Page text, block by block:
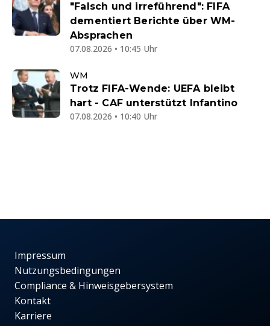
"Falsch und irreführend": FIFA
dementiert Berichte über WM-
Absprachen
07.08.2026 • 10:45 Uhr
WM
Trotz FIFA-Wende: UEFA bleibt
hart - CAF unterstützt Infantino
07.08.2026 • 10:40 Uhr
Impressum
Nutzungsbedingungen
Compliance & Hinweisgebersystem
Kontakt
Karriere